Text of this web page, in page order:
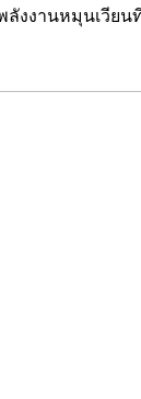
งานหมุนเวียนที่